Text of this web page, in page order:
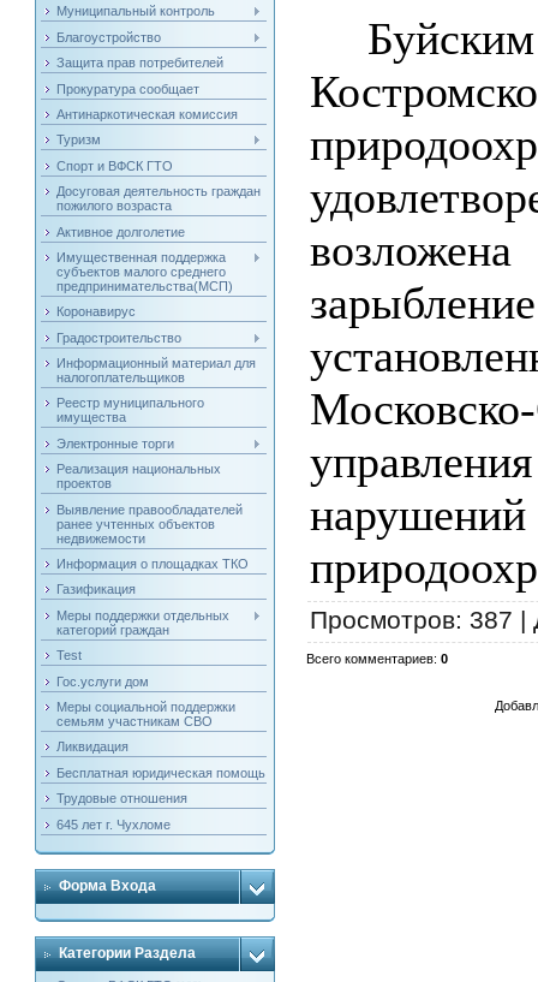
Муниципальный контроль
Благоустройство
Защита прав потребителей
Прокуратура сообщает
Антинаркотическая комиссия
Туризм
Спорт и ВФСК ГТО
Досуговая деятельность граждан
пожилого возраста
Активное долголетие
Имущественная поддержка
субъектов малого среднего
предпринимательства(МСП)
Коронавирус
Градостроительство
Информационный материал для
налогоплательщиков
Реестр муниципального
имущества
Электронные торги
Реализация национальных
проектов
Выявление правообладателей
ранее учтенных объектов
недвижемости
Информация о площадках ТКО
Газификация
Меры поддержки отдельных
категорий граждан
Test
Гос.услуги дом
Меры социальной поддержки
семьям участникам СВО
Ликвидация
Бесплатная юридическая помощь
Трудовые отношения
645 лет г. Чухломе
Форма Входа
Категории Раздела
Просмотров: 387 |
Всего комментариев:0